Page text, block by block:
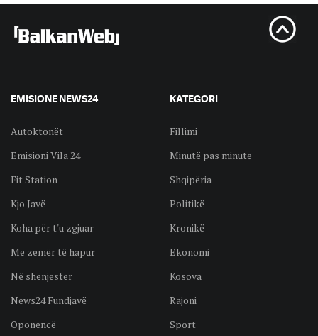
EMISIONE NEWS24
Autoktonët
Emisioni Vila 24
Fit Station
Kjo Javë
Koha për t'u zgjuar
Me zemër të hapur
Në shënjester
News24 Fundjavë
Oponencë
KATEGORI
Fillimi
Minutë pas minute
Shqipëria
Politikë
Kronikë
Ekonomi
Kosova
Rajoni
Sport